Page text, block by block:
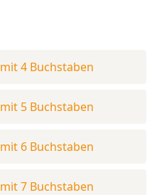
mit 4 Buchstaben
mit 5 Buchstaben
mit 6 Buchstaben
mit 7 Buchstaben